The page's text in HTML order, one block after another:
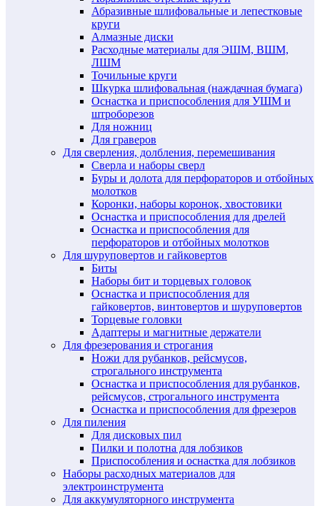
Абразивные шлифовальные и лепестковые
круги
Алмазные диски
Расходные материалы для ЭШМ, ВШМ,
ЛШМ
Точильные круги
Шкурка шлифовальная (наждачная бумага)
Оснастка и приспособления для УШМ и
штроборезов
Для ножниц
Для граверов
Для сверления, долбления, перемешивания
Сверла и наборы сверл
Буры и долота для перфораторов и отбойных
молотков
Коронки, наборы коронок, хвостовики
Оснастка и приспособления для дрелей
Оснастка и приспособления для
перфораторов и отбойных молотков
Для шуруповертов и гайковертов
Биты
Наборы бит и торцевых головок
Оснастка и приспособления для
гайковертов, винтовертов и шуруповертов
Торцевые головки
Адаптеры и магнитные держатели
Для фрезерования и строгания
Ножи для рубанков, рейсмусов,
строгального инструмента
Оснастка и приспособления для рубанков,
рейсмусов, строгального инструмента
Оснастка и приспособления для фрезеров
Для пиления
Для дисковых пил
Пилки и полотна для лобзиков
Приспособления и оснастка для лобзиков
Наборы расходных материалов для
электроинструмента
Для аккумуляторного инструмента